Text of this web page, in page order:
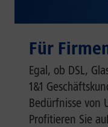
Für
Egal, ob DSL,
1&1
Bedürfnisse von
Profitieren Sie